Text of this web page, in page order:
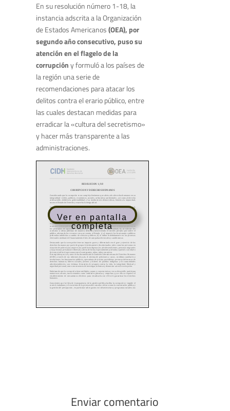
En su resolución número 1-18, la
instancia adscrita a la Organización
de Estados Americanos(OEA), por
segundo año consecutivo, puso su
atención en el flagelo de la
corrupcióny formuló a los países de
la región una serie de
recomendaciones para atacar los
delitos contra el erario público, entre
las cuales destacan medidas para
erradicar la «cultura del secretismo»
y hacer más transparente a las
administraciones.
Ver en pantalla
completa
Enviar comentario